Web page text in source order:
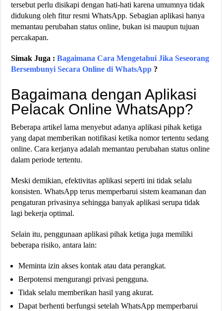
tersebut perlu disikapi dengan hati-hati karena umumnya tidak
didukung oleh fitur resmi WhatsApp. Sebagian aplikasi hanya
memantau perubahan status online, bukan isi maupun tujuan
percakapan.
Simak Juga :Bagaimana Cara Mengetahui Jika Seseorang
Bersembunyi Secara Online di WhatsApp ?
Bagaimana dengan Aplikasi
Pelacak Online WhatsApp?
Beberapa artikel lama menyebut adanya aplikasi pihak ketiga
yang dapat memberikan notifikasi ketika nomor tertentu sedang
online. Cara kerjanya adalah memantau perubahan status online
dalam periode tertentu.
Meski demikian, efektivitas aplikasi seperti ini tidak selalu
konsisten. WhatsApp terus memperbarui sistem keamanan dan
pengaturan privasinya sehingga banyak aplikasi serupa tidak
lagi bekerja optimal.
Selain itu, penggunaan aplikasi pihak ketiga juga memiliki
beberapa risiko, antara lain:
Meminta izin akses kontak atau data perangkat.
Berpotensi mengurangi privasi pengguna.
Tidak selalu memberikan hasil yang akurat.
Dapat berhenti berfungsi setelah WhatsApp memperbarui